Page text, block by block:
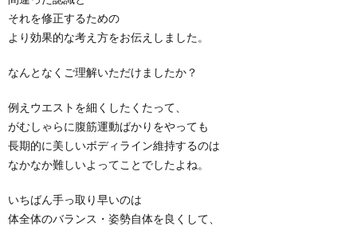
それを修正するための
より効果的な考え方をお伝えしました。
なんとなくご理解いただけましたか？
例えウエストを細くしたくたって、
がむしゃらに腹筋運動ばかりをやっても
長期的に美しいボディライン維持するのは
なかなか難しいよってことでしたよね。
いちばん手っ取り早いのは
体全体のバランス・姿勢自体を良くして、